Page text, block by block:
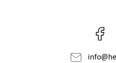
info@